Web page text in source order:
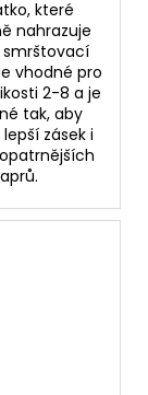
které
nahrazuje
vhodné pro
2-8 a je
tak, aby
zásek i